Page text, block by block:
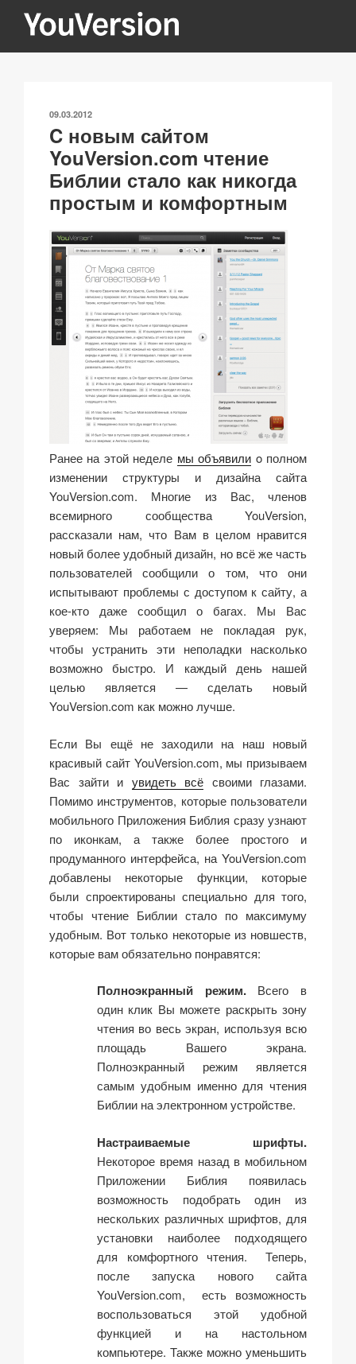
YOUVERSION
Seeking God every day.
ОПУБЛИКОВАНО
09.03.2012
C новым сайтом
YouVersion.com чтение
Библии стало как никогда
простым и комфортным
Ранее на этой неделе мы объявили o полном
изменении структуры и дизайна сайта
YouVersion.com. Многие из Вас, членов
всемирного сообщества YouVersion,
рассказали нам, что Вам в целом нравится
новый более удобный дизайн, но всё же часть
пользователей сообщили о том, что они
испытывают проблемы с доступом к сайту, а
кое-кто даже сообщил о багах. Мы Вас
уверяем: Мы работаем не покладая рук,
чтобы устранить эти неполадки насколько
возможно быстро. И каждый день нашей
целью является — сделать новый
YouVersion.com как можно лучше.
Если Вы ещё не заходили на наш новый
красивый сайт YouVersion.com, мы призываем
Вас зайти и увидеть всё своими глазами.
Помимо инструментов, которые пользователи
мобильного Приложения Библия сразу узнают
по иконкам, а также более простого и
продуманного интерфейса, на YouVersion.com
добавлены некоторые функции, которые
были спроектированы специально для того,
чтобы чтение Библии стало по максимуму
удобным. Вот только некоторые из новшеств,
которые вам обязательно понравятся:
Полноэкранный режим.Всего в
один клик Вы можете раскрыть зону
чтения во весь экран, используя всю
площадь Вашего экрана.
Полноэкранный режим является
самым удобным именно для чтения
Библии на электронном устройстве.
Настраиваемые шрифты.
Некоторое время назад в мобильном
Приложении Библия появилась
возможность подобрать один из
нескольких различных шрифтов, для
установки наиболее подходящего
для комфортного чтения. Теперь,
после запуска нового сайта
YouVersion.com, есть возможность
воспользоваться этой удобной
функцией и на настольном
компьютере. Также можно уменьшить